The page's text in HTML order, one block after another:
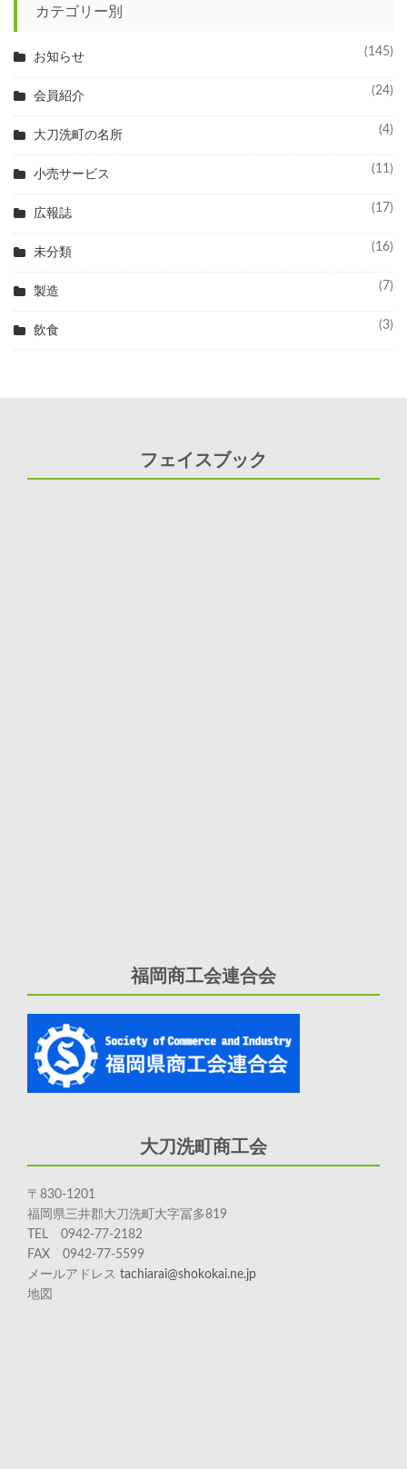
カテゴリー別
お知らせ (145)
会員紹介 (24)
大刀洗町の名所 (4)
小売サービス (11)
広報誌 (17)
未分類 (16)
製造 (7)
飲食 (3)
フェイスブック
福岡商工会連合会
大刀洗町商工会
〒830-1201
福岡県三井郡大刀洗町大字冨多819
TEL 0942-77-2182
FAX 0942-77-5599
メールアドレス tachiarai@shokokai.ne.jp
地図